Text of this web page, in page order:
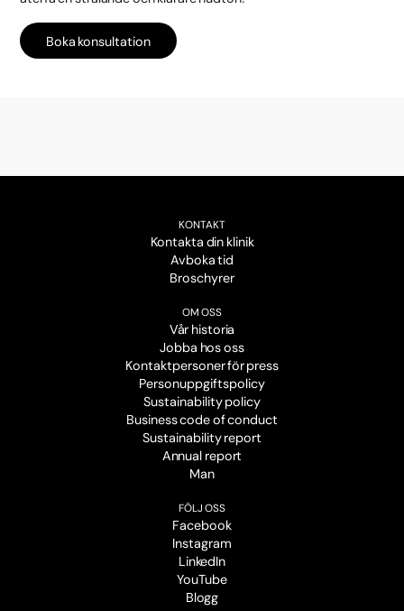
Boka konsultation
KONTAKT
Kontakta din klinik
Avboka tid
Broschyrer
OM OSS
Vår historia
Jobba hos oss
Kontaktpersoner för press
Personuppgiftspolicy
Sustainability policy
Business code of conduct
Sustainability report
Annual report
Man
FÖLJ OSS
Facebook
Instagram
LinkedIn
YouTube
Blogg